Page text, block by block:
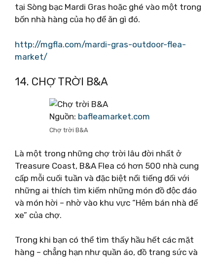
tại Sòng bạc Mardi Gras hoặc ghé vào một trong
bốn nhà hàng của họ để ăn gì đó.
http://mgfla.com/mardi-gras-outdoor-flea-
market/
14. CHỢ TRỜI B&A
Nguồn: bafleamarket.com
Chợ trời B&A
Là một trong những chợ trời lâu đời nhất ở
Treasure Coast, B&A Flea có hơn 500 nhà cung
cấp mỗi cuối tuần và đặc biệt nổi tiếng đối với
những ai thích tìm kiếm những món đồ độc đáo
và món hời – nhờ vào khu vực “Hẻm bán nhà để
xe” của chợ.
Trong khi bạn có thể tìm thấy hầu hết các mặt
hàng – chẳng hạn như quần áo, đồ trang sức và